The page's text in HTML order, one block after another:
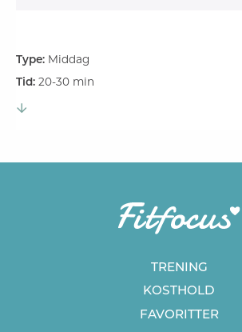
Type: Middag
Tid: 20-30 min
TRENING
KOSTHOLD
FAVORITTER